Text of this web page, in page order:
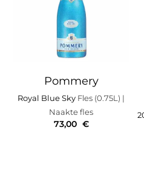
Pommery
Royal Blue Sky Fles (0.75L) |
Naakte fles
73,00 €